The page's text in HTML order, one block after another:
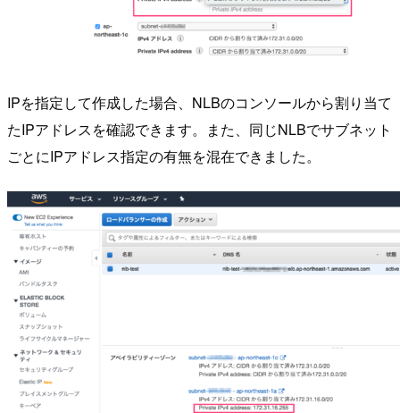
IPを指定して作成した場合、NLBのコンソールから割り当て
たIPアドレスを確認できます。また、同じNLBでサブネット
ごとにIPアドレス指定の有無を混在できました。